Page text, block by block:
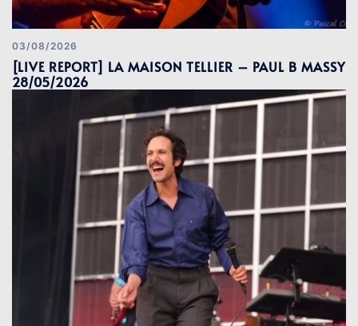
03/08/2026
[LIVE REPORT] LA MAISON TELLIER – PAUL B MASSY
28/05/2026